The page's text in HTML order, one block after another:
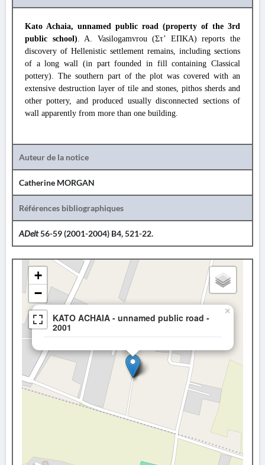
Kato Achaia, unnamed public road (property of the 3rd
public school). A. Vasilogamvrou (Στ’ ΕΠΚΑ) reports the
discovery of Hellenistic settlement remains, including sections
of a long wall (in part founded in fill containing Classical
pottery). The southern part of the plot was covered with an
extensive destruction layer of tile and stones, pithos sherds and
other pottery, and produced usually disconnected sections of
wall apparently from more than one building.
Auteur de la notice
Catherine MORGAN
Références bibliographiques
ADelt56-59 (2001-2004) B4, 521-22.
KATO ACHAIA - unnamed public road -
2001
×
+
−